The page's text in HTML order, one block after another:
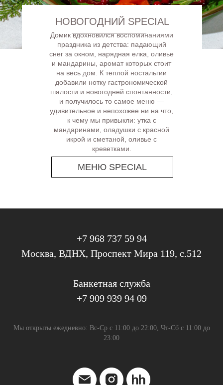
НОВОГОДНИЙ SPECIAL
Домик вдохновился воспоминаниями
праздника из детства: падающий
снег за окном, нарядная елка, оливье
и мандарины, аромат которых стоит
на весь дом. К теплой ностальгии
добавили нотку гастрономической
шалости и новогодней спонтанности,
и получилось то самое меню —
удивительное и непохожее ни на что,
к чему мы привыкли: утка с
мандаринами, оладушки с красной
икрой и сметаной, оливье с
креветками.
МЕНЮ SPECIAL
+7 968 737 59 94
Москва, ВДНХ, Проспект Мира 119, с.512
Банкетная служба
+7 909 939 94 09
Мы открыты ежедневно: Вс-Ср с 11:00 до 22:00, Чт-Сб с 11:00 до
23:00